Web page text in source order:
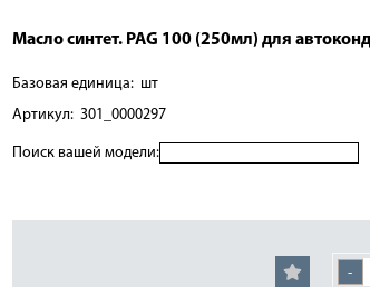
Масло синтет. PAG 100 (250мл) для
Базовая единица: шт
Артикул: 301_0000297
Поиск вашей модели:
-